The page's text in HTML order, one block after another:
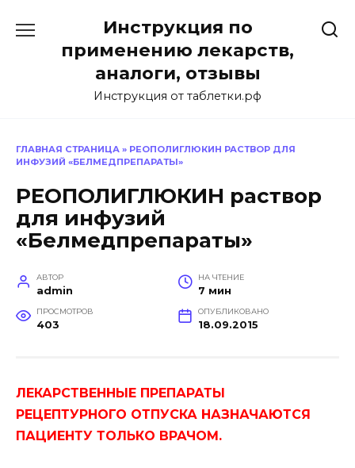
содержанию
Инструкция по
применению лекарств,
аналоги, отзывы
Инструкция от таблетки.рф
ГЛАВНАЯ СТРАНИЦА » РЕОПОЛИГЛЮКИН РАСТВОР ДЛЯ
ИНФУЗИЙ «БЕЛМЕДПРЕПАРАТЫ»
РЕОПОЛИГЛЮКИН раствор
для инфузий
«Белмедпрепараты»
АВТОР
admin
НА ЧТЕНИЕ
7 мин
ПРОСМОТРОВ
403
ОПУБЛИКОВАНО
18.09.2015
ЛЕКАРСТВЕННЫЕ ПРЕПАРАТЫ
РЕЦЕПТУРНОГО ОТПУСКА НАЗНАЧАЮТСЯ
ПАЦИЕНТУ ТОЛЬКО ВРАЧОМ.